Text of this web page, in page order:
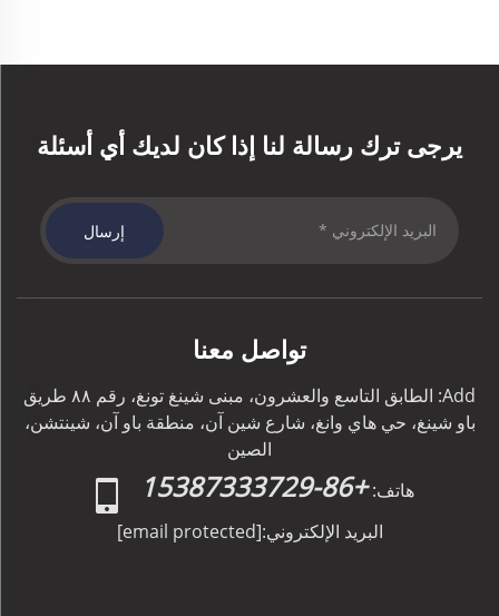
يرجى ترك رسالة لنا إذا كان لديك أي أسئلة
إرسال
تواصل معنا
Add: الطابق التاسع والعشرون، مبنى شينغ تونغ، رقم ٨٨ طريق
باو شينغ، حي هاي وانغ، شارع شين آن، منطقة باو آن، شينتشن،
الصين
هاتف: +86-15387333729
البريد الإلكتروني:[email protected]